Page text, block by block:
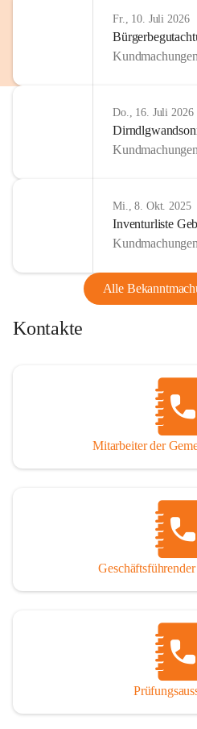
Fr., 10. Juli 2026
Kundmachungen
Do., 16. Juli 2026
Kundmachungen
Mi., 8. Okt. 2025
Inventurliste
Kundmachungen
Alle
Kontakte
Mitarbeiter der